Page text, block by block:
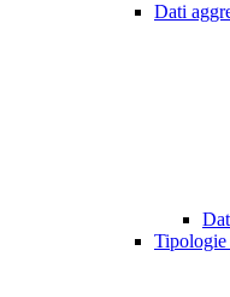
Dati
Tipologie